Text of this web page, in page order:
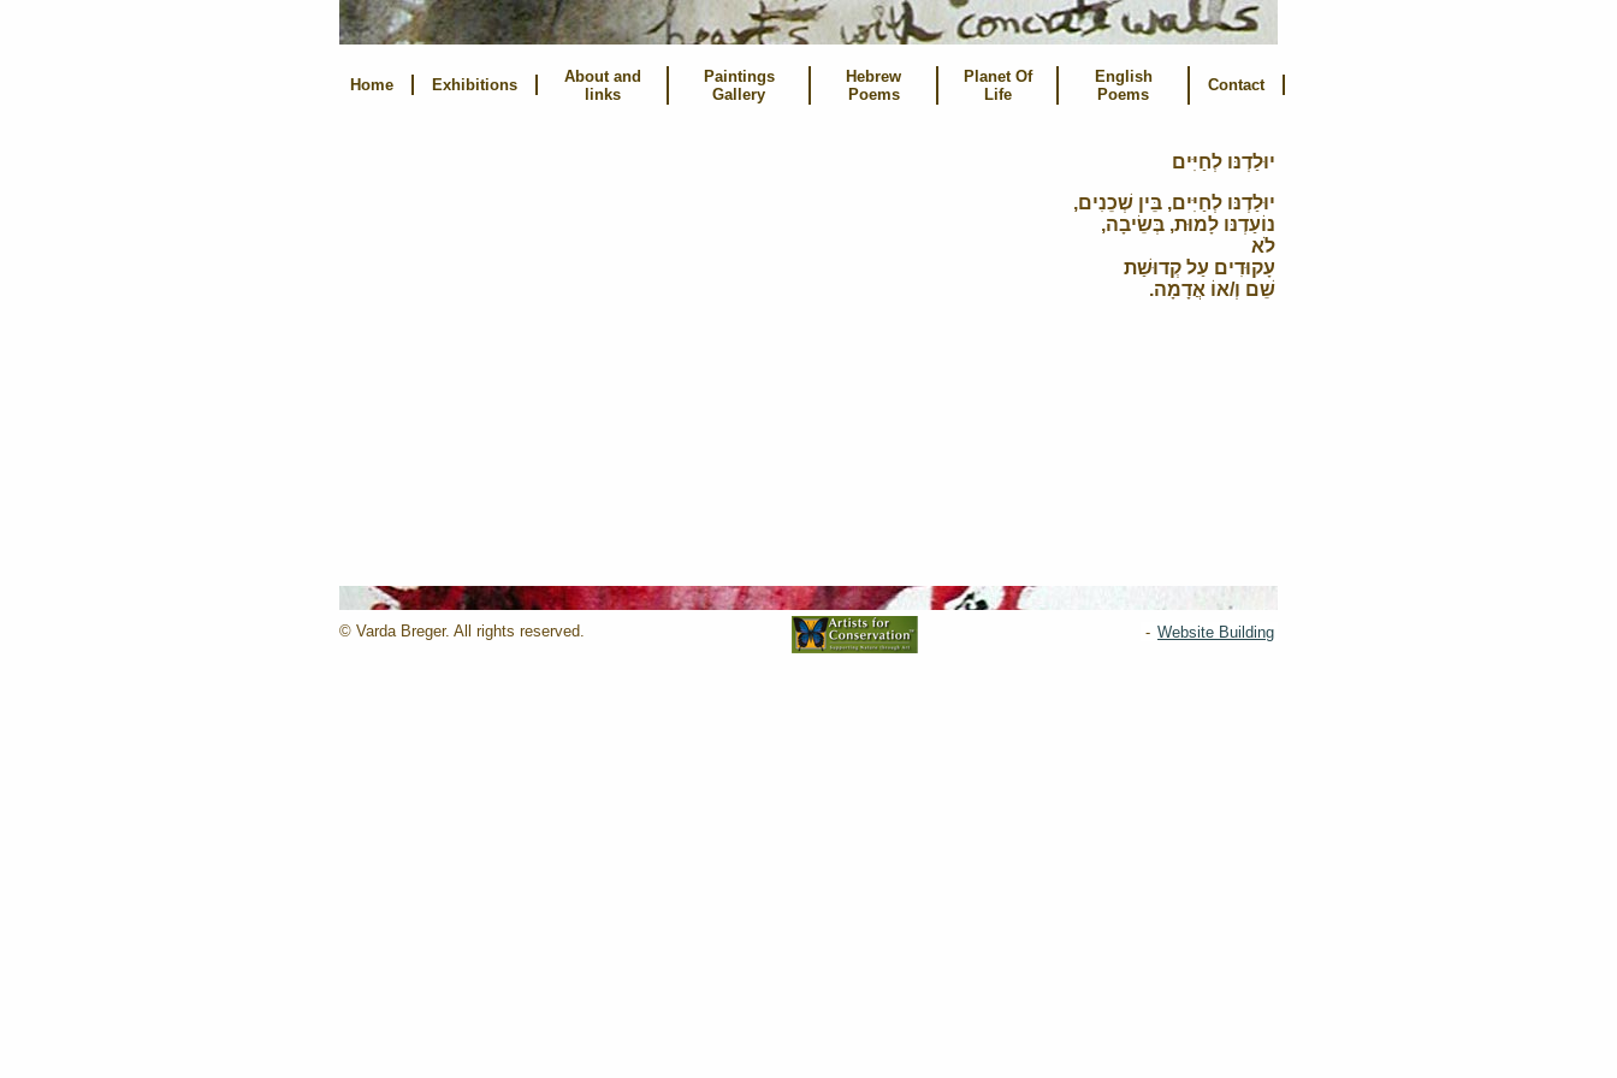
Home Exhibitions
About and
links
Paintings
Gallery
Hebrew
Poems
Planet Of
Life
English
Poems
Contact
יוּלַדְנּו לְחַיִּים
יוּלַדְנּו לְחַיִּים, בֵּין שְׁכֵנִים,
נוֹעַדְנּו לָמוּת, בְּשֵׂיבָה,
לֹא
עָקוּדִים עַל קְדוּשַׁת
שֵׁם וְ/אוֹ אֲדָמָה.
© Varda Breger. All rights reserved. Website Building
-